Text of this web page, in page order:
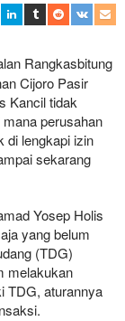
Rangkasbitung
Cijoro Pasir
Kancil tidak
perusahan
di lengkapi izin
sekarang
Yosep Holis
yang belum
(TDG)
melakukan
TDG, aturannya